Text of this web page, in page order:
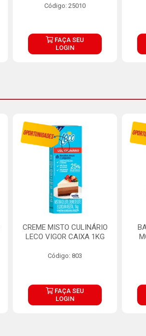
Código: 25010
FAÇA SEU
LOGIN
CREME MISTO CULINÁRIO
LECO VIGOR CAIXA 1KG
Código: 803
FAÇA SEU
LOGIN